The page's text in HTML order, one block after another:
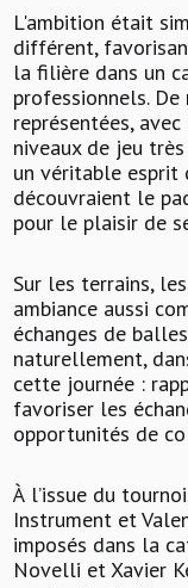
L'ambition était
différent,
la filière dans un
professionnels.
représentées,
niveaux de jeu
un véritable esprit
découvraient le
pour le plaisir de
Sur les terrains,
ambiance aussi
échanges de
naturellement,
cette journée :
favoriser les
opportunités de
À l’issue du
Instrument et
imposés dans la
Novelli et Xavier